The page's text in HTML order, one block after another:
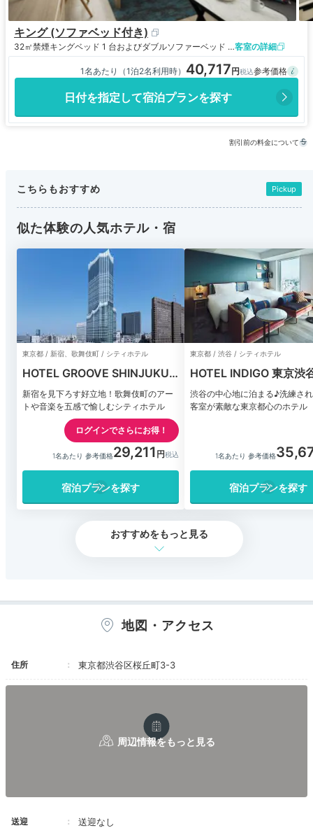
キング (ソファベッド付き)
32㎡禁煙 キングベッド 1 台およびダブルソファーベッド 1 台客室の詳細
1名あたり（1泊2名利用時） 40,717
日付を指定して宿泊プランを探す
割引前の料金について
こちらもおすすめ Pickup
似た体験の人気ホテル・宿
東京都 / 新宿、歌舞伎町 / シティホテル
HOTEL GROOVE SHINJUKU,
A PARKROYAL Hotel
新宿を見下ろす好立地！歌舞伎町のアー
トや音楽を五感で愉しむシティホテル
ログインでさらにお得！
1名あたり 参考価格29,211
宿泊プランを探す
東京都 / 渋谷 / シティホテル
HOTEL INDIGO 東京渋
渋谷の中心地に泊まる♪洗練さ
客室が素敵な東京都心のホテル
1名あたり 参考価格
宿泊プランを探す
おすすめをもっと見る
地図・アクセス
住所 東京都渋谷区桜丘町3-3
送迎 送迎なし